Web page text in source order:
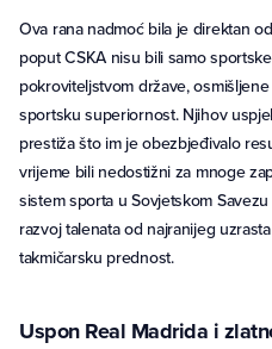
Ova rana nadmoć bila je direktan
poput CSKA nisu bili samo
pokroviteljstvom države,
sportsku superiornost. Njihov
prestiža što im je obezbjeđivalo
vrijeme bili nedostižni za mnoge
sistem sporta u Sovjetskom
razvoj talenata od najranijeg
takmičarsku prednost.
Uspon Real Madrida i